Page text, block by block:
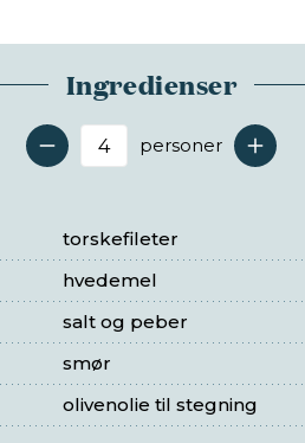
Ingredienser
Antal serveringer
personer
torskefileter
hvedemel
salt og peber
smør
olivenolie til stegning